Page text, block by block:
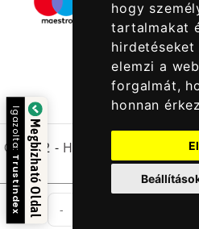
hogy
tartalmakat
elemzi a
forgalmát,
honnan
-
© 2022 - Halcatraz Kft.
Megbízható Oldal
Igazolta:
Trustindex